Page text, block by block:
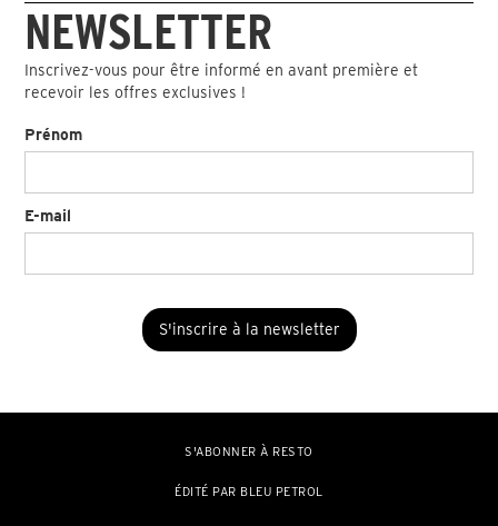
NEWSLETTER
Inscrivez-vous pour être informé en avant première et
recevoir les offres exclusives !
Prénom
E-mail
S'ABONNER À RESTO
ÉDITÉ PAR BLEU PETROL